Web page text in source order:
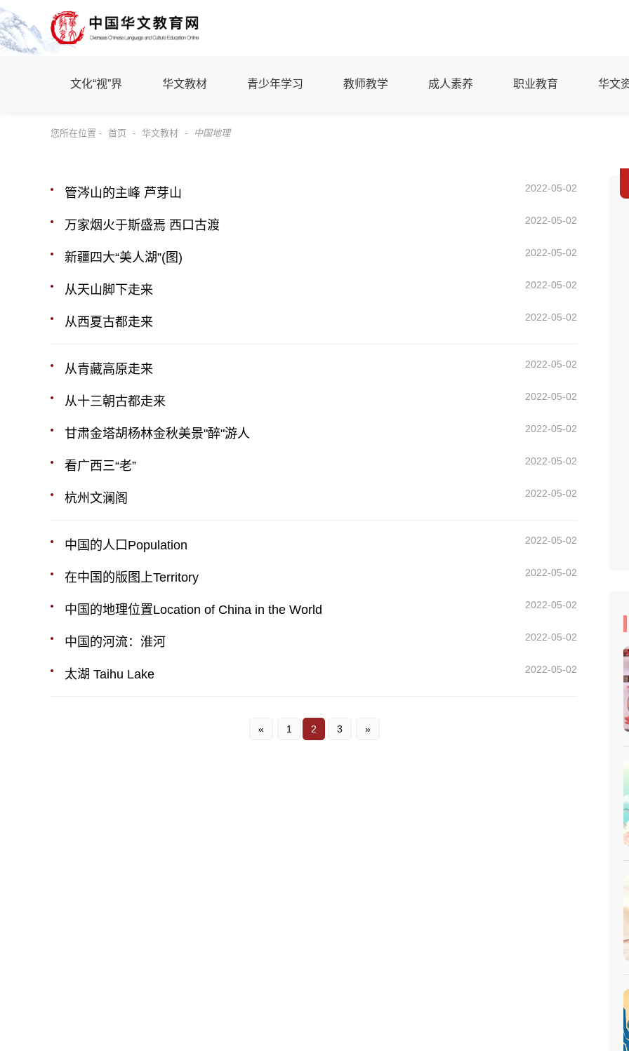
文化“视”界 华文教材 青少年学习 教师教学 成人素养 职业教育 华文
您所在位置 - 首页 - 华文教材 - 中国地理
管涔山的主峰 芦芽山 2022-05-02
万家烟火于斯盛焉 西口古渡 2022-05-02
新疆四大“美人湖”(图) 2022-05-02
从天山脚下走来 2022-05-02
从西夏古都走来 2022-05-02
从青藏高原走来 2022-05-02
从十三朝古都走来 2022-05-02
甘肃金塔胡杨林金秋美景"醉"游人 2022-05-02
看广西三“老” 2022-05-02
杭州文澜阁 2022-05-02
中国的人口Population 2022-05-02
在中国的版图上Territory 2022-05-02
中国的地理位置Location of China in the World 2022-05-02
中国的河流：淮河 2022-05-02
太湖 Taihu Lake 2022-05-02
« 1 2 3 »